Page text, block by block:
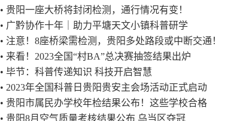
• 贵阳一座大桥将封闭检测，通行情况有变！
• 广黔协作十年｜助力平塘天文小镇科普研学
• 注意！8座桥梁需检测，贵阳多处路段或中断交通！
• 来看！2023全国“村BA”总决赛抽签结果出炉
• 毕节：科普传递知识 科技开启智慧
• 2023年全国科普日贵阳贵安主会场活动正式启动
• 贵阳市属民办学校年检结果公布！这些学校合格
• 贵阳8月空气质量考核结果公布 乌当区夺冠